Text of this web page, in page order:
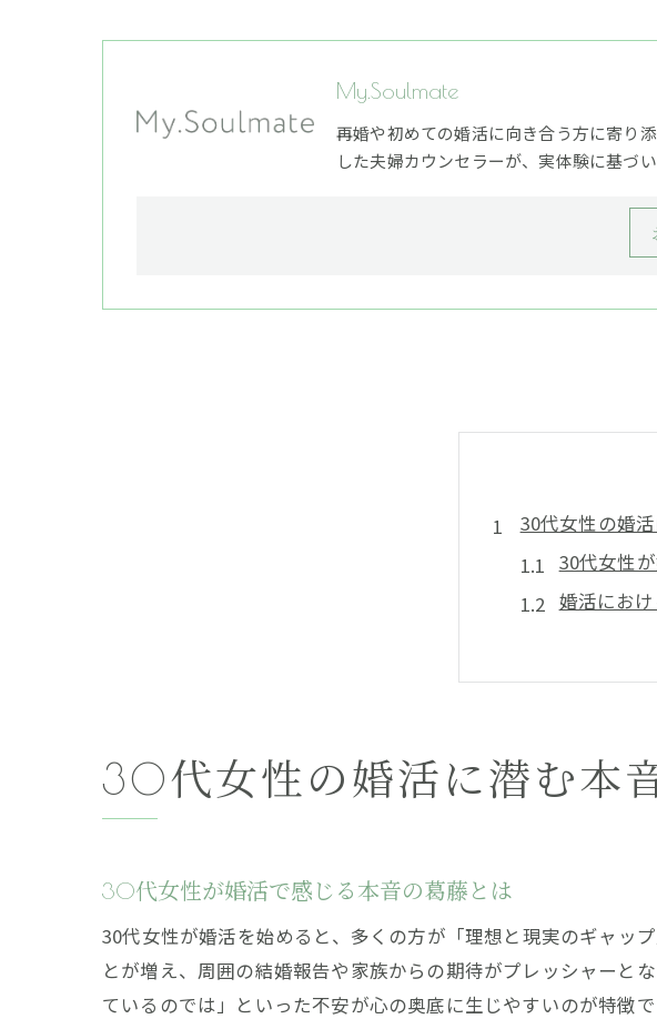
My.Soulmate
再婚や初めての婚活に向き合う方に寄り
した夫婦カウンセラーが、実体験に基づ
30代女性の婚
30代女性
婚活にお
現実と理
本音で語
婚活現場で感じ
婚活現場
本音で語
結婚を考える
30代女性の婚活に潜む本
30代女性が婚活で感じる本音の葛藤とは
30代女性が婚活を始めると、多くの方が「理想と現実のギャッ
とが増え、周囲の結婚報告や家族からの期待がプレッシャーと
ているのでは」といった不安が心の奥底に生じやすいのが特徴で